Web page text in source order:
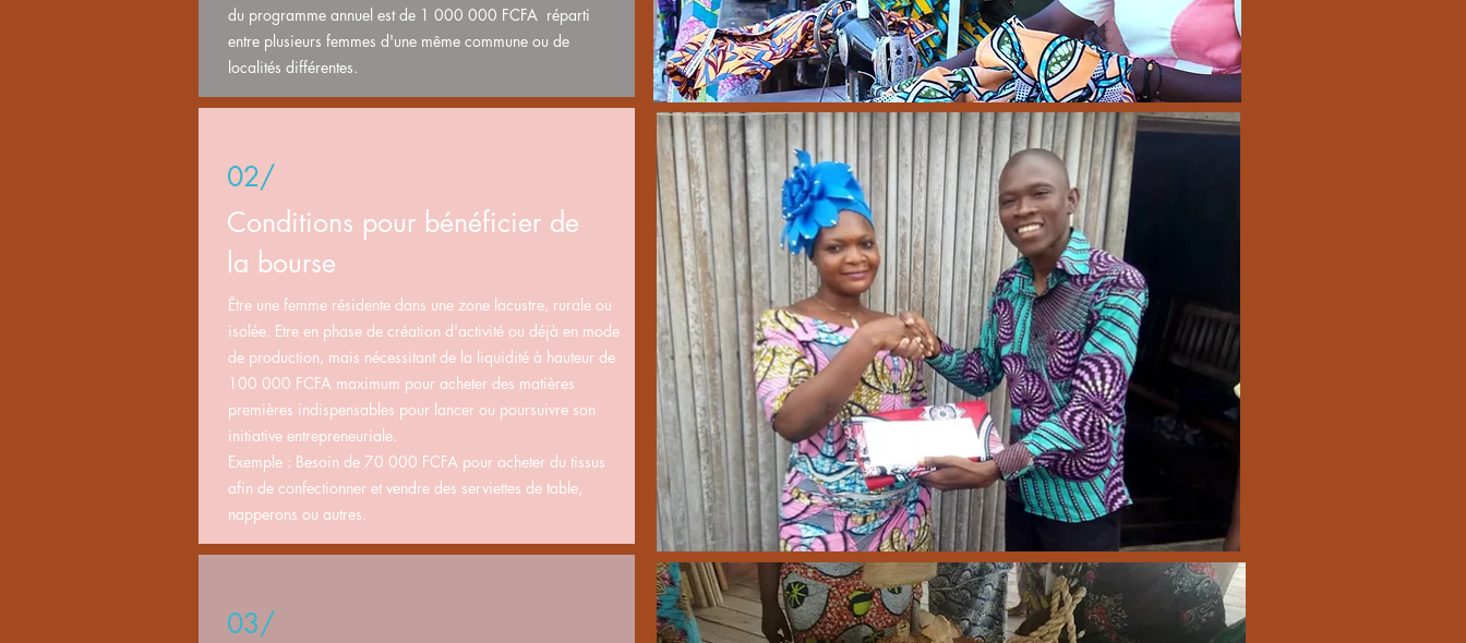
du programme annuel est de 1 000 000 FCFA réparti
entre plusieurs femmes d'une même commune ou de
localités différentes.
02/
Conditions pour bénéficier de
la bourse
Être une femme résidente dans une zone lacustre, rurale ou
isolée. Etre en phase de création d'activité ou déjà en mode
de production, mais nécessitant de la liquidité à hauteur de
100 000 FCFA maximum pour acheter des matières
premières indispensables pour lancer ou poursuivre son
initiative entrepreneuriale.
Exemple : Besoin de 70 000 FCFA pour acheter du tissus
afin de confectionner et vendre des serviettes de table,
napperons ou autres.
03/